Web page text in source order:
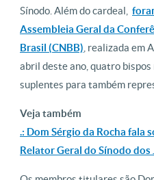
Sínodo. Além do cardeal,
Assembleia Geral da
Brasil (CNBB) , realizada em
abril deste ano, quatro bispos
suplentes para também
Veja também
.: Dom Sérgio da Rocha fala
Relator Geral do Sínodo dos